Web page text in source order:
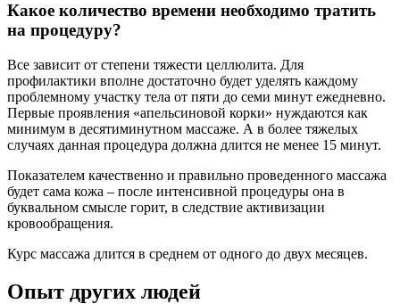
Какое количество времени необходимо тратить
на процедуру?
Все зависит от степени тяжести целлюлита. Для
профилактики вполне достаточно будет уделять каждому
проблемному участку тела от пяти до семи минут ежедневно.
Первые проявления «апельсиновой корки» нуждаются как
минимум в десятиминутном массаже. А в более тяжелых
случаях данная процедура должна длится не менее 15 минут.
Показателем качественно и правильно проведенного массажа
будет сама кожа – после интенсивной процедуры она в
буквальном смысле горит, в следствие активизации
кровообращения.
Курс массажа длится в среднем от одного до двух месяцев.
Опыт других людей